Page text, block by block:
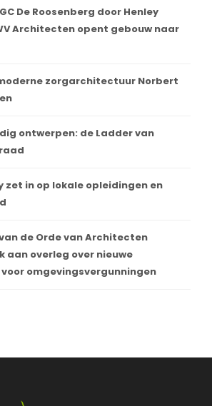
De Roosenberg door Henley
Architecten opent gebouw naar
zorgarchitectuur Norbert
ontwerpen: de Ladder van
zet in op lokale opleidingen en
de Orde van Architecten
aan overleg over nieuwe
omgevingsvergunningen